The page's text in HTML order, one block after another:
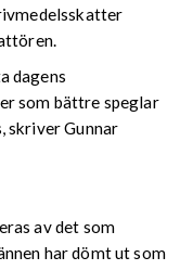
dagens
som bättre speglar
skriver Gunnar
av det som
har dömt ut som